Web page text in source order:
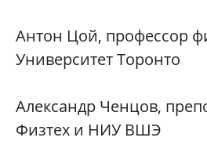
Антон Цой, профессор
Университет Торонто
Александр Ченцов,
Физтех и НИУ ВШЭ